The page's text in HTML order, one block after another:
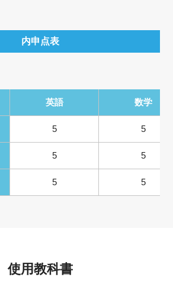
内申点表
英語 数学
5 5
5 5
5 5
使用教科書